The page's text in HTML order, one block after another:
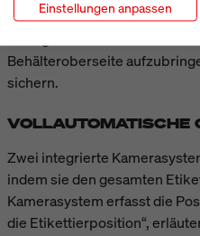
Sogar für die Zukunft wurde
Behälteroberseite
sichern.
VOLLAUTOMATISCHE
Zwei integrierte
indem sie den gesamten
Kamerasystem erfasst die
die Etikettierposition“,
Einstellungen anpassen